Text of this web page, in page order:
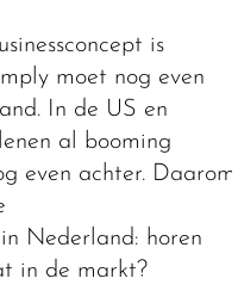
is
moet nog even
In de US en
al booming
even achter. Daarom
Nederland: horen
in de markt?